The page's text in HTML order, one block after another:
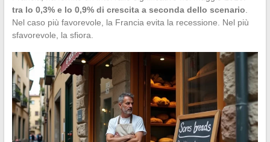
tra lo 0,3% e lo 0,9% di crescita a seconda dello scenario.
Nel caso più favorevole, la Francia evita la recessione. Nel più
sfavorevole, la sfiora.